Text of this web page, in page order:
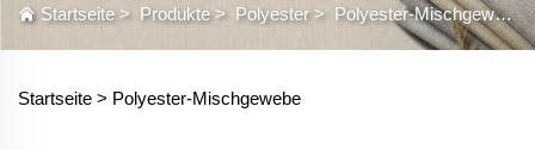
Startseite> Produkte> Polyester> Polyester-Mischgewebe
Startseite > Polyester-Mischgewebe